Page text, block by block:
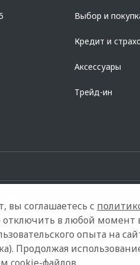
предоставляет АО Альфа-Банк.
Выбор и
Кредит и
Аксессуары
Трейд-ин
Модельный ряд Архивные модели
вы соглашаетесь с
в любой момент
опыта на
Продолжая